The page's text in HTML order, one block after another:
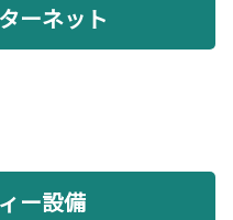
ーネット
ー設備